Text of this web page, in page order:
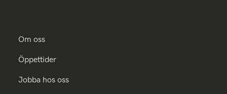
Om oss
Öppettider
Jobba hos oss